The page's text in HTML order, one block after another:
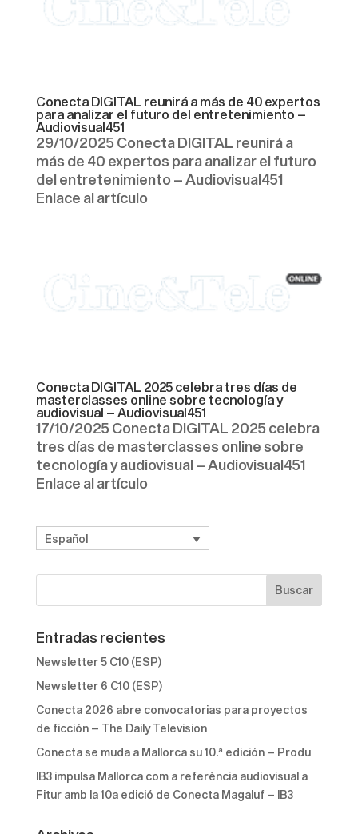
Conecta DIGITAL reunirá a más de 40 expertos
para analizar el futuro del entretenimiento –
Audiovisual451
29/10/2025 Conecta DIGITAL reunirá a
más de 40 expertos para analizar el futuro
del entretenimiento – Audiovisual451
Enlace al artículo
Conecta DIGITAL 2025 celebra tres días de
masterclasses online sobre tecnología y
audiovisual – Audiovisual451
17/10/2025 Conecta DIGITAL 2025 celebra
tres días de masterclasses online sobre
tecnología y audiovisual – Audiovisual451
Enlace al artículo
Español
Entradas recientes
Newsletter 5 C10 (ESP)
Newsletter 6 C10 (ESP)
Conecta 2026 abre convocatorias para proyectos
de ficción – The Daily Television
Conecta se muda a Mallorca su 10.ª edición – Produ
IB3 impulsa Mallorca com a referència audiovisual a
Fitur amb la 10a edició de Conecta Magaluf – IB3